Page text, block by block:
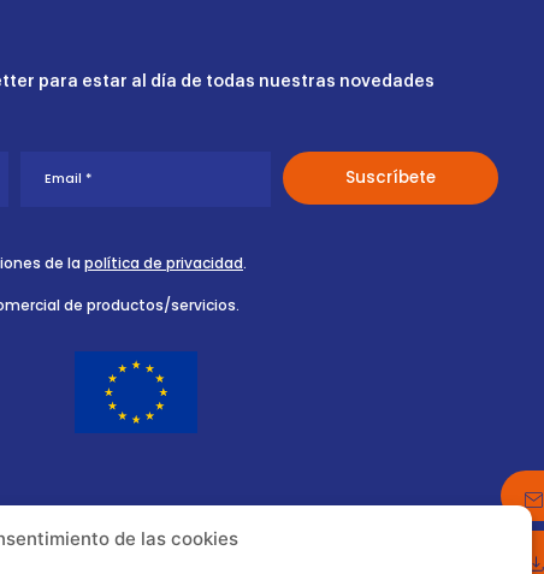
de las cookies
para estar al día de todas nuestras novedades
de la política de privacidad.
de productos/servicios.